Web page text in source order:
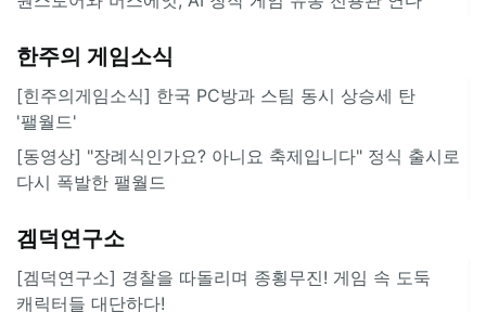
한주의 게임소식
[힌주의게임소식] 한국 PC방과 스팀 동시 상승세 탄
'팰월드'
[동영상] "장례식인가요? 아니요 축제입니다" 정식 출시로
다시 폭발한 팰월드
겜덕연구소
[겜덕연구소] 경찰을 따돌리며 종횡무진! 게임 속 도둑
캐릭터들 대단하다!